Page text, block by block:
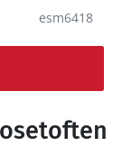
esm6418